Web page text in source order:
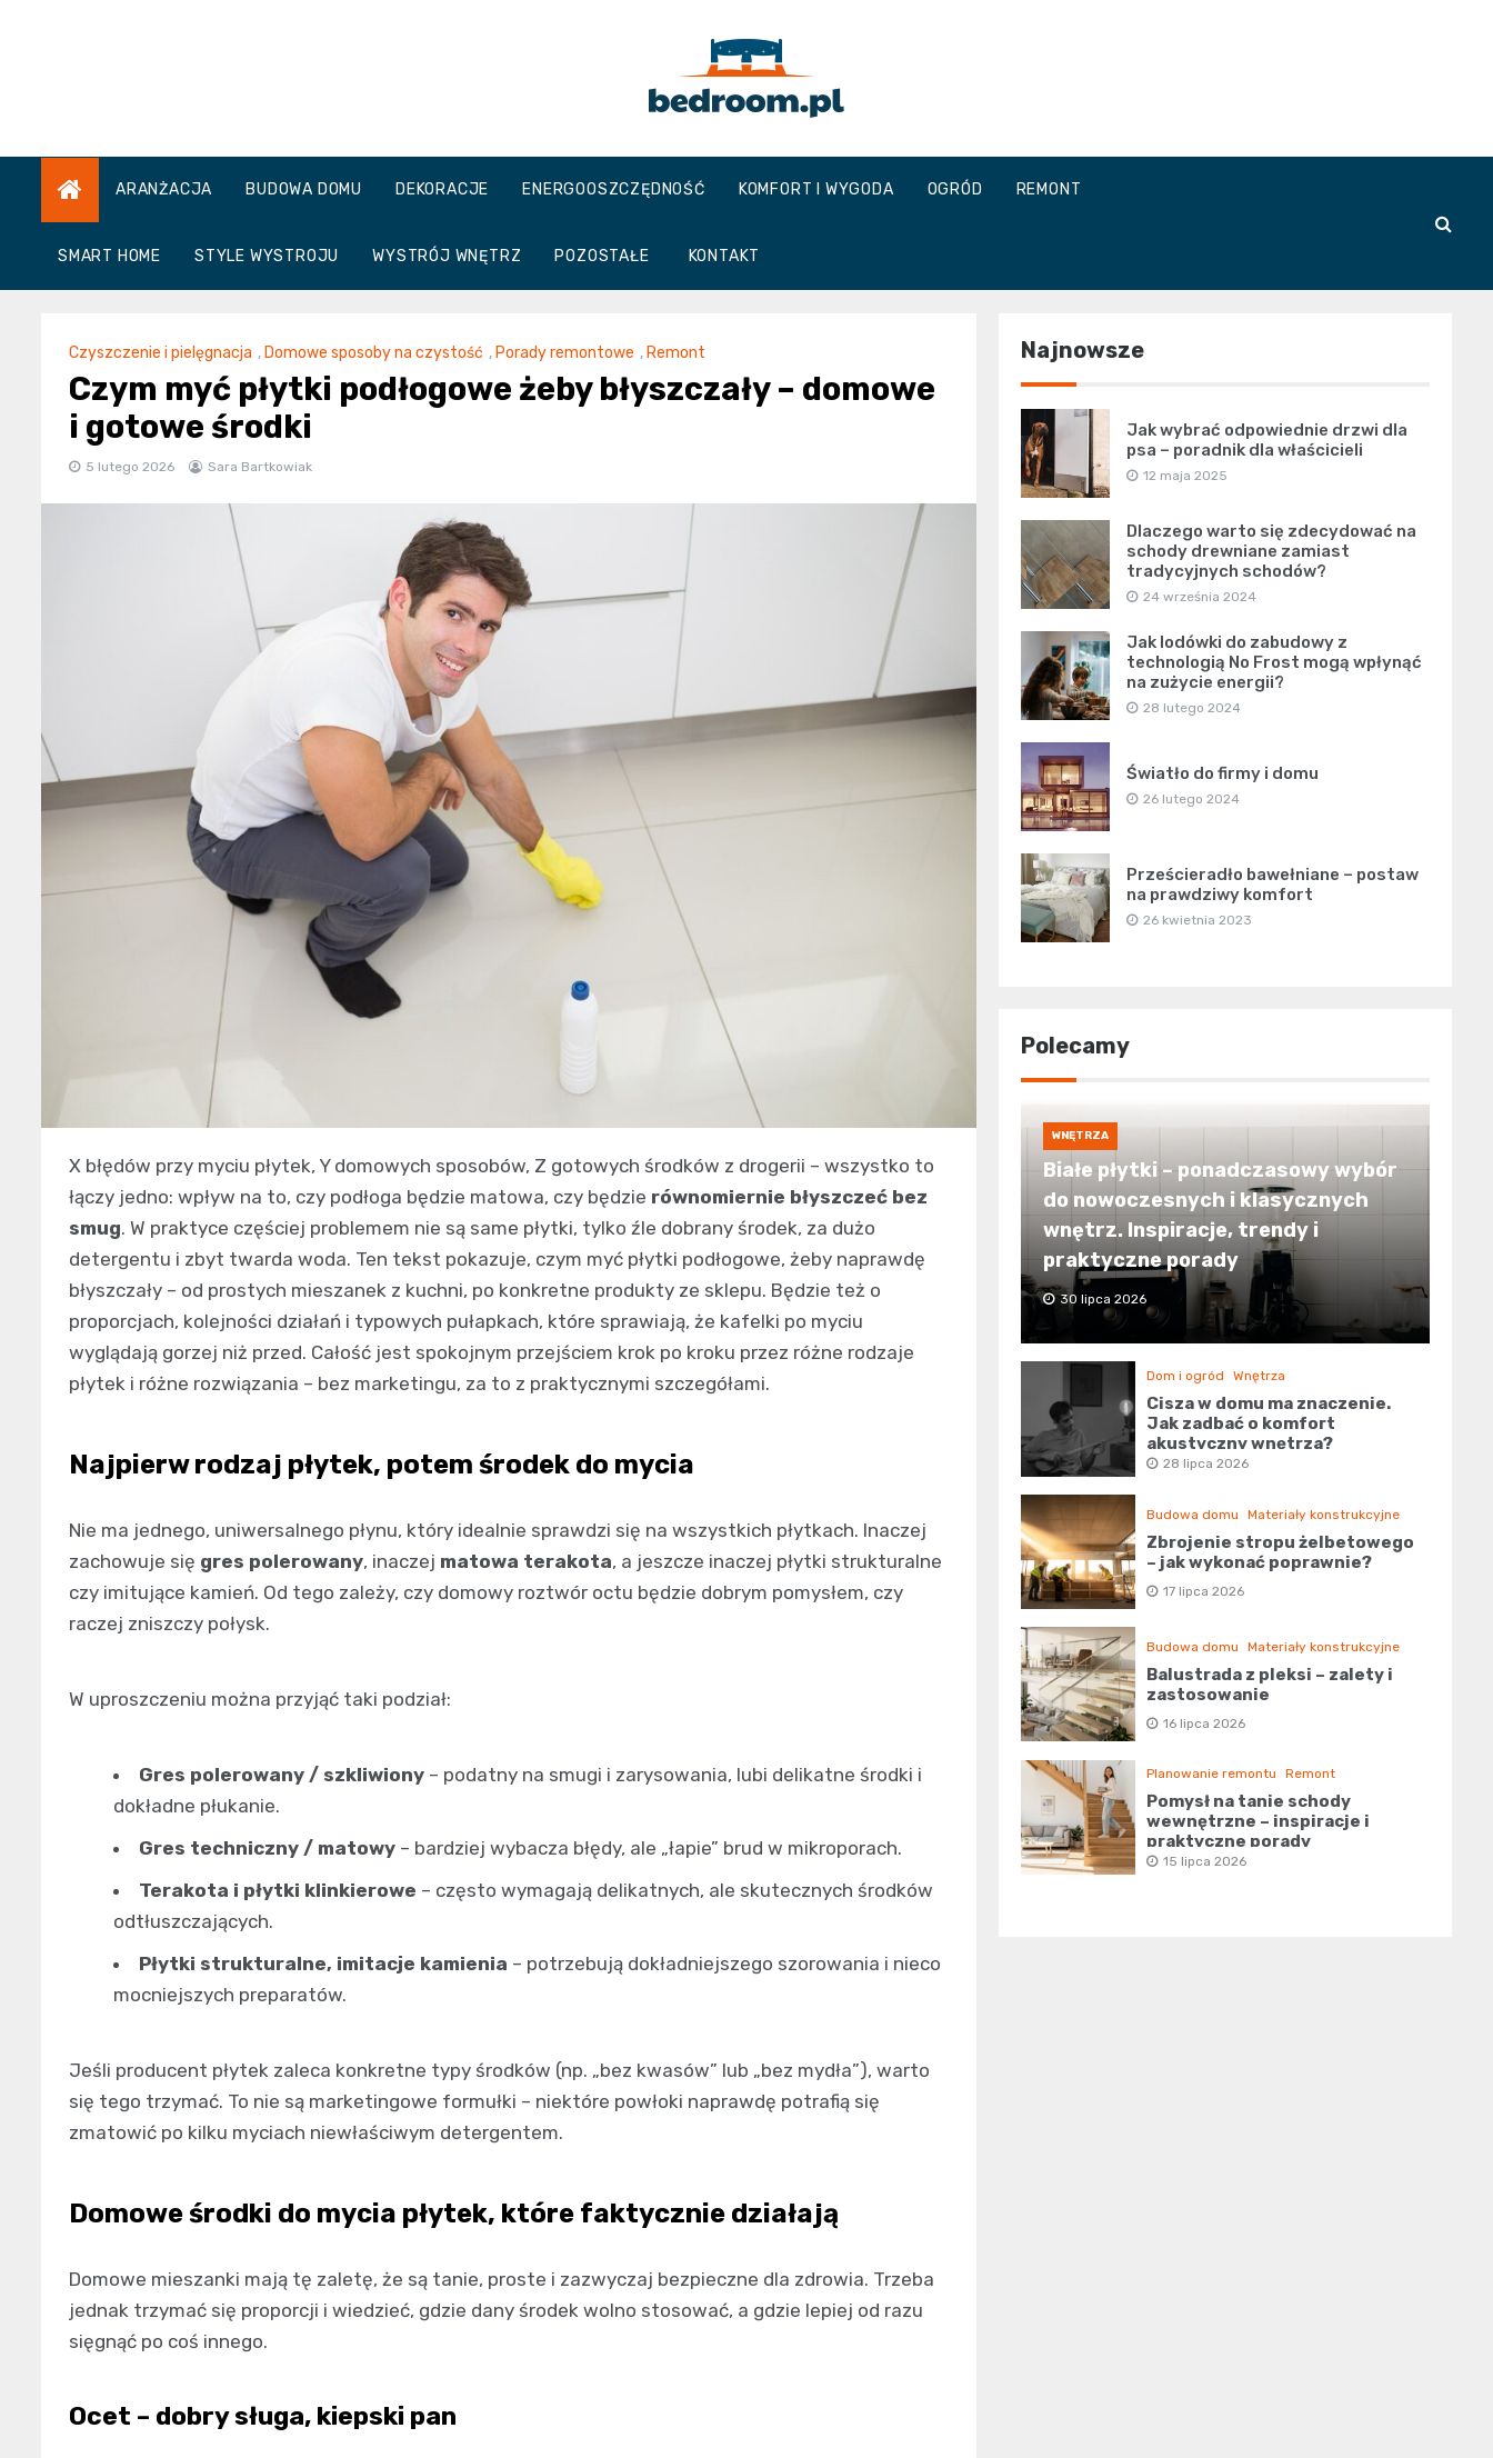
Bedroom.pl
ARANŻACJA BUDOWA DOMU DEKORACJE ENERGOOSZCZĘDNOŚĆ KOMFORT I WYGODA OGRÓD REMONT
SMART HOME STYLE WYSTROJU WYSTRÓJ WNĘTRZ POZOSTAŁE KONTAKT
Czyszczenie i pielęgnacja , Domowe sposoby na czystość , Porady remontowe , Remont
Czym myć płytki podłogowe żeby błyszczały – domowe
i gotowe środki
5 lutego 2026 Sara Bartkowiak
X błędów przy myciu płytek, Y domowych sposobów, Z gotowych środków z drogerii – wszystko to
łączy jedno: wpływ na to, czy podłoga będzie matowa, czy będzie równomiernie błyszczeć bez
smug. W praktyce częściej problemem nie są same płytki, tylko źle dobrany środek, za dużo
detergentu i zbyt twarda woda. Ten tekst pokazuje, czym myć płytki podłogowe, żeby naprawdę
błyszczały – od prostych mieszanek z kuchni, po konkretne produkty ze sklepu. Będzie też o
proporcjach, kolejności działań i typowych pułapkach, które sprawiają, że kafelki po myciu
wyglądają gorzej niż przed. Całość jest spokojnym przejściem krok po kroku przez różne rodzaje
płytek i różne rozwiązania – bez marketingu, za to z praktycznymi szczegółami.
Najpierw rodzaj płytek, potem środek do mycia
Nie ma jednego, uniwersalnego płynu, który idealnie sprawdzi się na wszystkich płytkach. Inaczej
zachowuje się gres polerowany, inaczej matowa terakota, a jeszcze inaczej płytki strukturalne
czy imitujące kamień. Od tego zależy, czy domowy roztwór octu będzie dobrym pomysłem, czy
raczej zniszczy połysk.
W uproszczeniu można przyjąć taki podział:
Gres polerowany / szkliwiony – podatny na smugi i zarysowania, lubi delikatne środki i
dokładne płukanie.
Gres techniczny / matowy – bardziej wybacza błędy, ale „łapie” brud w mikroporach.
Terakota i płytki klinkierowe – często wymagają delikatnych, ale skutecznych środków
odtłuszczających.
Płytki strukturalne, imitacje kamienia – potrzebują dokładniejszego szorowania i nieco
mocniejszych preparatów.
Jeśli producent płytek zaleca konkretne typy środków (np. „bez kwasów” lub „bez mydła”), warto
się tego trzymać. To nie są marketingowe formułki – niektóre powłoki naprawdę potrafią się
zmatowić po kilku myciach niewłaściwym detergentem.
Domowe środki do mycia płytek, które faktycznie działają
Domowe mieszanki mają tę zaletę, że są tanie, proste i zazwyczaj bezpieczne dla zdrowia. Trzeba
jednak trzymać się proporcji i wiedzieć, gdzie dany środek wolno stosować, a gdzie lepiej od razu
sięgnąć po coś innego.
Ocet – dobry sługa, kiepski pan
Najnowsze
Jak wybrać odpowiednie drzwi dla
psa – poradnik dla właścicieli
12 maja 2025
Dlaczego warto się zdecydować na
schody drewniane zamiast
tradycyjnych schodów?
24 września 2024
Jak lodówki do zabudowy z
technologią No Frost mogą wpłynąć
na zużycie energii?
28 lutego 2024
Światło do firmy i domu
26 lutego 2024
Prześcieradło bawełniane – postaw
na prawdziwy komfort
26 kwietnia 2023
Polecamy
WNĘTRZA
Białe płytki – ponadczasowy wybór
do nowoczesnych i klasycznych
wnętrz. Inspiracje, trendy i
praktyczne porady
30 lipca 2026
Dom i ogród Wnętrza
Cisza w domu ma znaczenie.
Jak zadbać o komfort
akustyczny wnętrza?
28 lipca 2026
Budowa domu Materiały konstrukcyjne
Zbrojenie stropu żelbetowego
– jak wykonać poprawnie?
17 lipca 2026
Budowa domu Materiały konstrukcyjne
Balustrada z pleksi – zalety i
zastosowanie
16 lipca 2026
Planowanie remontu Remont
Pomysł na tanie schody
wewnętrzne – inspiracje i
praktyczne porady
15 lipca 2026